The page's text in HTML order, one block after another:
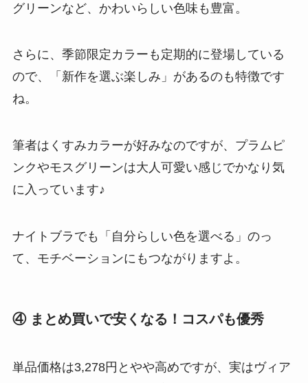
グリーンなど、かわいらしい色味も豊富。
さらに、季節限定カラーも定期的に登場している
ので、「新作を選ぶ楽しみ」があるのも特徴です
ね。
筆者はくすみカラーが好みなのですが、プラムピ
ンクやモスグリーンは大人可愛い感じでかなり気
に入っています♪
ナイトブラでも「自分らしい色を選べる」のっ
て、モチベーションにもつながりますよ。
④ まとめ買いで安くなる！コスパも優秀
単品価格は3,278円とやや高めですが、実はヴィア